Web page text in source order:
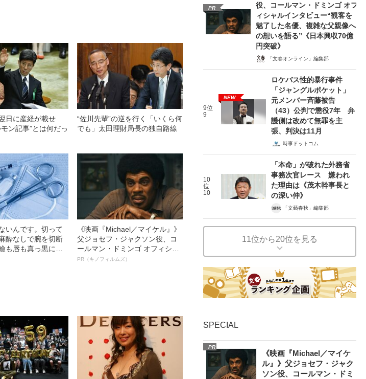
日に産経が載せ
ン記事”とは何だっ
“佐川先輩”の逆を行く「いくら何
でも」太田理財局長の独自路線
いんです。切って
酔なしで腕を切断
も唇も真っ黒に腫
《映画『Michael／マイケル』》
父ジョセフ・ジャクソン役、コ
ールマン・ドミンゴ オフィシャ
ルインタビュー“観客を魅了した
PR（キノフィルムズ）
PR
役、コールマン・ドミンゴ オフ
ィシャルインタビュー“観客を
魅了した名優、複雑な父親像へ
の想いを語る”《日本興収70億
円突破》
「文春オンライン」編集部
9位
9
NEW
ロケバス性的暴行事件
「ジャングルポケット」
元メンバー斉藤被告
（43）公判で懲役7年 弁
護側は改めて無罪を主
張、判決は11月
時事ドットコム
10
位
10
「本命」が破れた外務省
事務次官レース 嫌われ
た理由は《茂木幹事長と
の深い仲》
「文藝春秋」編集部
11位から20位を見る
SPECIAL
PR
《映画『Michael／マイケ
ル』》父ジョセフ・ジャク
ソン役、コールマン・ドミ